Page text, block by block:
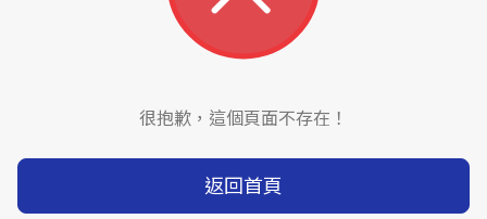
很抱歉，這個頁面不存在！
返回首頁